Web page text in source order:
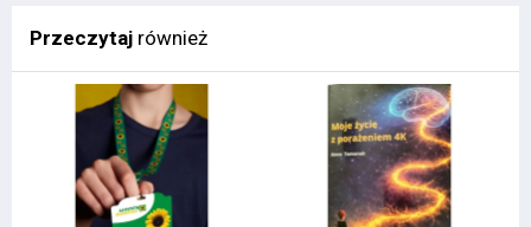
Przeczytaj również